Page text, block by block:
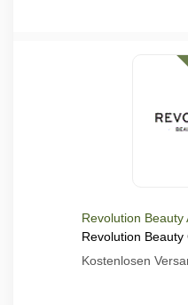
Revolution Beauty
Revolution
Kostenlosen